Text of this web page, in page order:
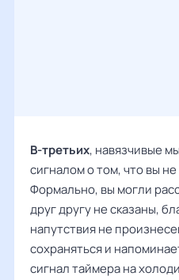
В-третьих, навязчивые
сигналом о том, что вы
Формально, вы могли
друг другу не сказаны,
напутствия не
сохраняться и
сигнал таймера на